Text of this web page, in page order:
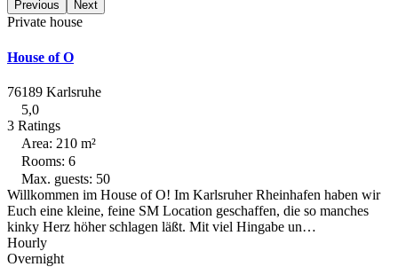
Previous Next
Private house
House of O
76189 Karlsruhe
5,0
3 Ratings
Area: 210 m²
Rooms: 6
Max. guests: 50
Willkommen im House of O! Im Karlsruher Rheinhafen haben wir
Euch eine kleine, feine SM Location geschaffen, die so manches
kinky Herz höher schlagen läßt. Mit viel Hingabe un…
Hourly
Overnight